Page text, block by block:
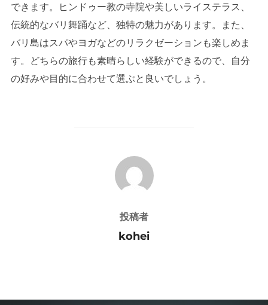
できます。ヒンドゥー教の寺院や美しいライステラス、
伝統的なバリ舞踊など、独特の魅力があります。また、
バリ島はスパやヨガなどのリラクゼーションも楽しめま
す。どちらの旅行も素晴らしい経験ができるので、自分
の好みや目的に合わせて選ぶと良いでしょう。
投稿者
投稿者
kohei